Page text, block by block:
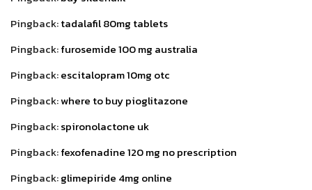
Pingback:tadalafil 80mg tablets
Pingback:furosemide 100 mg australia
Pingback:escitalopram 10mg otc
Pingback:where to buy pioglitazone
Pingback:spironolactone uk
Pingback:fexofenadine 120 mg no prescription
Pingback:glimepiride 4mg online